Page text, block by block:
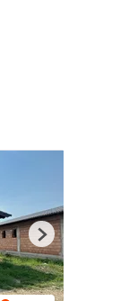
Next